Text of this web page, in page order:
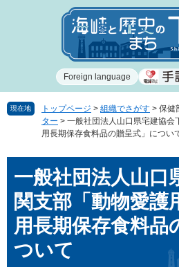
で
ば
Foreign language
現在地 トップページ > 組織でさがす > 保健
ター > 一般社団法人山口県宅建協会
用長期保存食料品の贈呈式」につい
文一般社団法人山口
関支部「動物愛護
用長期保存食料品
ついて